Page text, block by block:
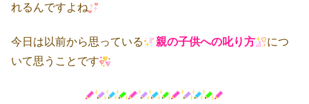
れるんですよね
今日は以前から思っている 親の子供への叱り方
につ
いて思うことです